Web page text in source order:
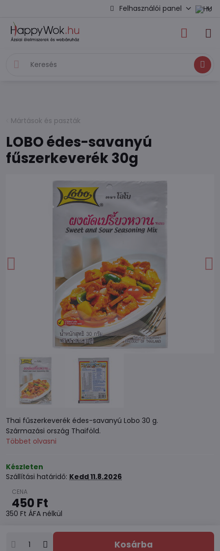
Felhasználói panel
Keresés
Mártások és paszták
LOBO édes-savanyú
fűszerkeverék 30g
Thai fűszerkeverék édes-savanyú Lobo 30 g.
Származási ország Thaiföld.
Többet olvasni
Készleten
Szállítási határidő: Kedd11.8.2026
450 Ft
350 Ft ÁFA nélkül
Kosárba